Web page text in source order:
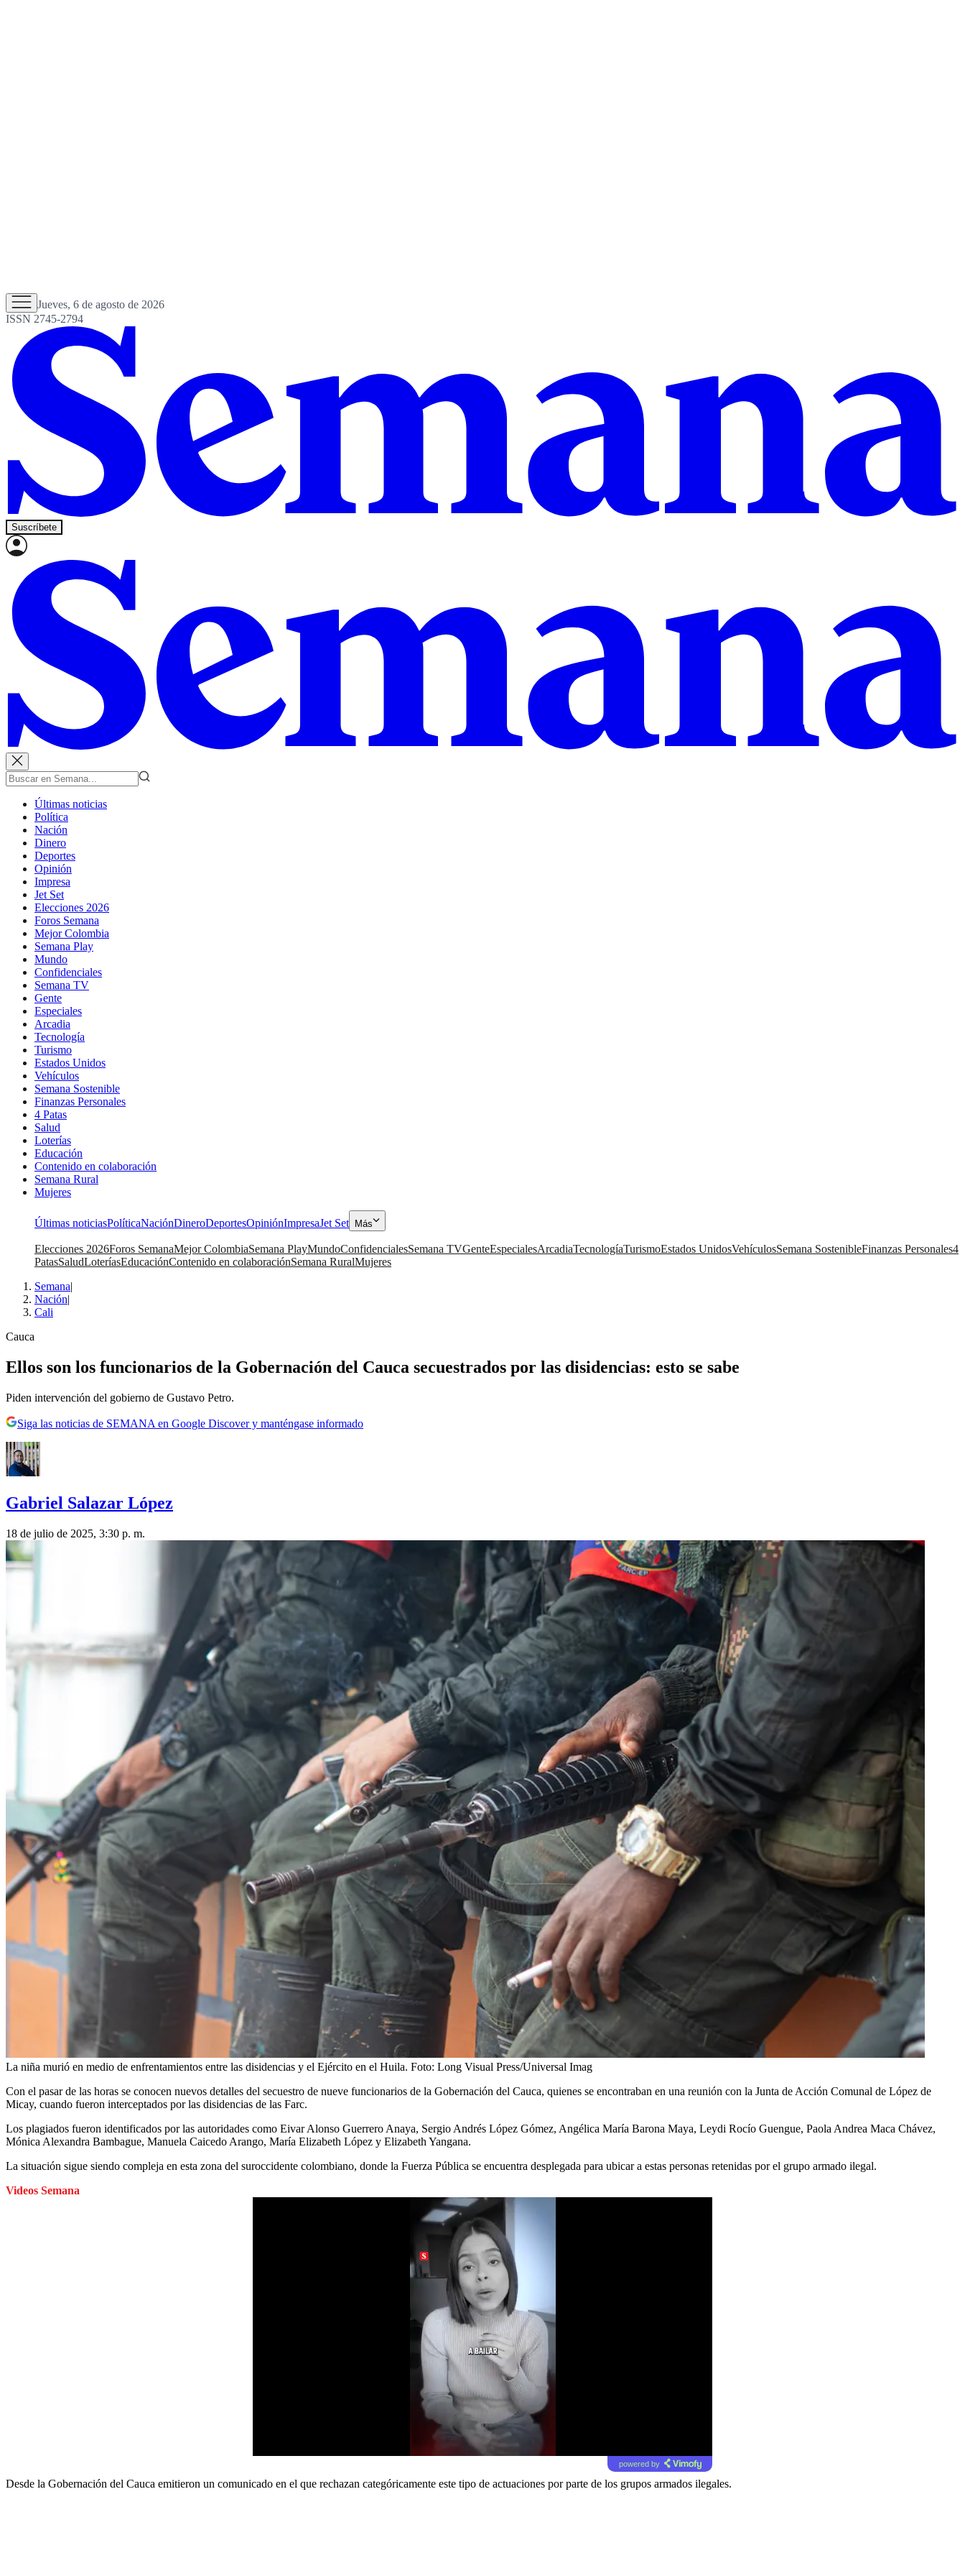
Jueves, 6 de agosto de 2026
ISSN 2745-2794
Suscríbete
Últimas noticias
Política
Nación
Dinero
Deportes
Opinión
Impresa
Jet Set
Elecciones 2026
Foros Semana
Mejor Colombia
Semana Play
Mundo
Confidenciales
Semana TV
Gente
Especiales
Arcadia
Tecnología
Turismo
Estados Unidos
Vehículos
Semana Sostenible
Finanzas Personales
4 Patas
Salud
Loterías
Educación
Contenido en colaboración
Semana Rural
Mujeres
Últimas noticiasPolíticaNaciónDineroDeportesOpiniónImpresaJet Set Más
Elecciones 2026Foros SemanaMejor ColombiaSemana PlayMundoConfidencialesSemana TVGenteEspecialesArcadiaTecnologíaTurismoEstados UnidosVehículosSemana SostenibleFinanzas Personales4
PatasSaludLoteríasEducaciónContenido en colaboraciónSemana RuralMujeres
Semana|
Nación|
Cali
Cauca
Ellos son los funcionarios de la Gobernación del Cauca secuestrados por las disidencias: esto se sabe
Piden intervención del gobierno de Gustavo Petro.
Siga las noticias de SEMANA en Google Discover y manténgase informado
Gabriel Salazar López
18 de julio de 2025, 3:30 p. m.
La niña murió en medio de enfrentamientos entre las disidencias y el Ejército en el Huila. Foto: Long Visual Press/Universal Imag
Con el pasar de las horas se conocen nuevos detalles del secuestro de nueve funcionarios de la Gobernación del Cauca, quienes se encontraban en una reunión con la Junta de Acción Comunal de López de
Micay, cuando fueron interceptados por las disidencias de las Farc.
Los plagiados fueron identificados por las autoridades como Eivar Alonso Guerrero Anaya, Sergio Andrés López Gómez, Angélica María Barona Maya, Leydi Rocío Guengue, Paola Andrea Maca Chávez,
Mónica Alexandra Bambague, Manuela Caicedo Arango, María Elizabeth López y Elizabeth Yangana.
La situación sigue siendo compleja en esta zona del suroccidente colombiano, donde la Fuerza Pública se encuentra desplegada para ubicar a estas personas retenidas por el grupo armado ilegal.
Videos Semana
powered by
Desde la Gobernación del Cauca emitieron un comunicado en el que rechazan categóricamente este tipo de actuaciones por parte de los grupos armados ilegales.